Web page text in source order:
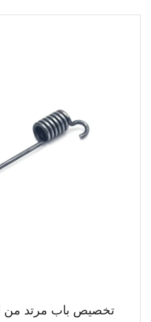
تخصيص باب مرتد من